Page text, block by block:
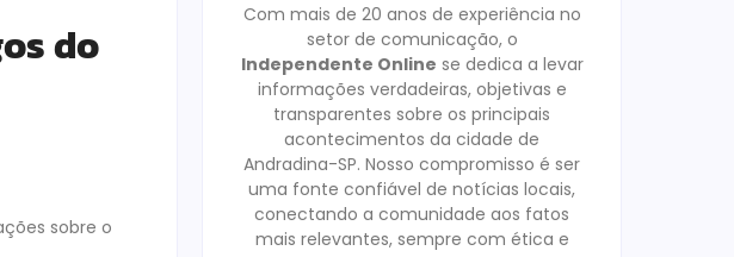
do
sobre o
Com mais de 20 anos de experiência no
setor de comunicação, o
Independente Online se dedica a levar
informações verdadeiras, objetivas e
transparentes sobre os principais
acontecimentos da cidade de
Andradina-SP. Nosso compromisso é ser
uma fonte confiável de notícias locais,
conectando a comunidade aos fatos
mais relevantes, sempre com ética e